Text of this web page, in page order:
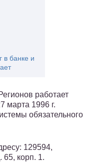
в банке и
работает
марта 1996 г.
обязательного
129594,
65, корп. 1.